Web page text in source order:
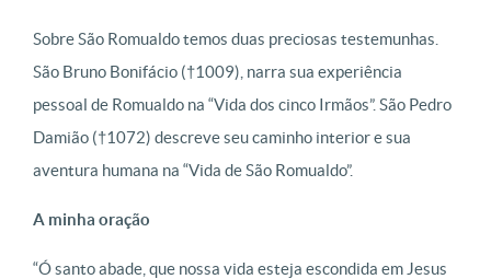
Sobre São Romualdo temos duas preciosas testemunhas.
São Bruno Bonifácio (†1009), narra sua experiência
pessoal de Romualdo na “Vida dos cinco Irmãos”. São Pedro
Damião (†1072) descreve seu caminho interior e sua
aventura humana na “Vida de São Romualdo”.
A minha oração
“Ó santo abade, que nossa vida esteja escondida em Jesus